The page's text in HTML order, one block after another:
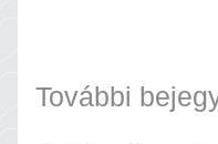
További